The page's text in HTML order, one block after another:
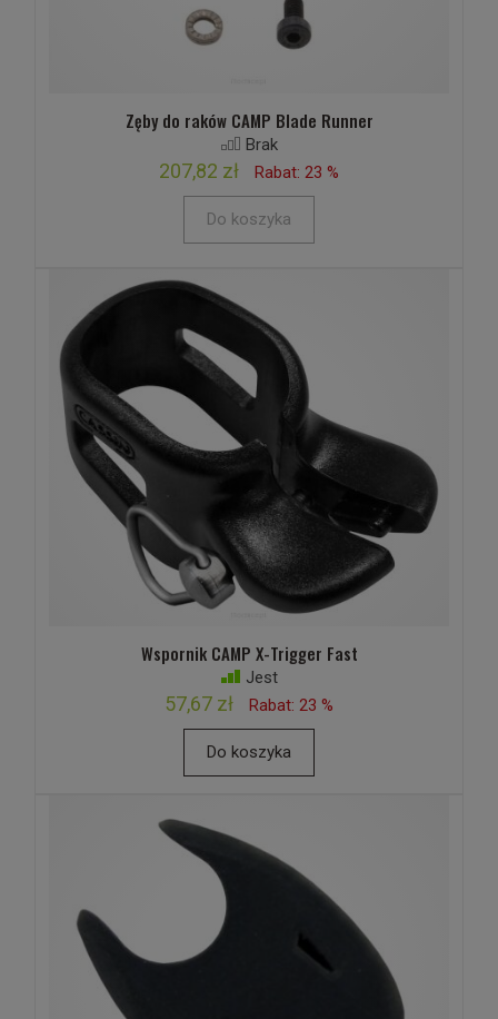
Zęby do raków CAMP Blade Runner
Brak
207,82 zł Rabat: 23 %
Do koszyka
Wspornik CAMP X-Trigger Fast
Jest
57,67 zł Rabat: 23 %
Do koszyka